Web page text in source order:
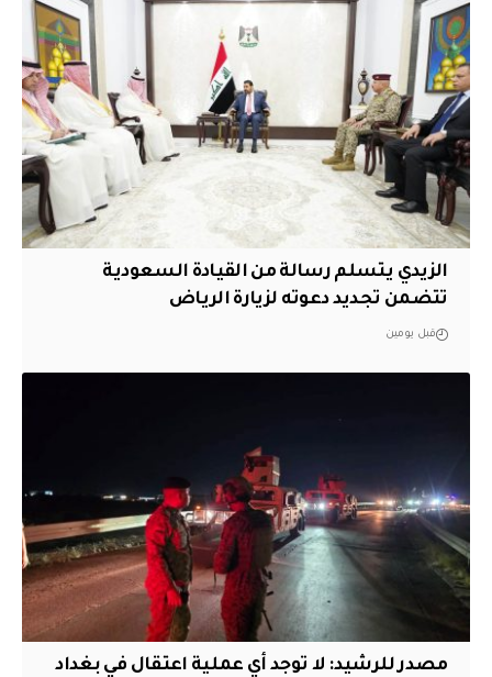
الزيدي يتسلم رسالة من القيادة السعودية
تتضمن تجديد دعوته لزيارة الرياض
قبل يومين
مصدر للرشيد: لا توجد أي عملية اعتقال في بغداد